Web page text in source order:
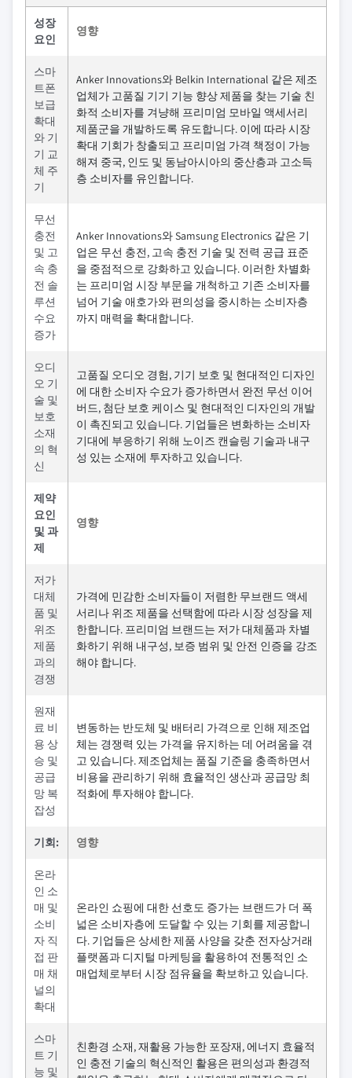
성장
요인
영향
스마
트폰
보급
확대
와 기
기 교
체 주
기
Anker Innovations와 Belkin International 같은 제조
업체가 고품질 기기 기능 향상 제품을 찾는 기술 친
화적 소비자를 겨냥해 프리미엄 모바일 액세서리
제품군을 개발하도록 유도합니다. 이에 따라 시장
확대 기회가 창출되고 프리미엄 가격 책정이 가능
해져 중국, 인도 및 동남아시아의 중산층과 고소득
층 소비자를 유인합니다.
무선
충전
및 고
속 충
전 솔
루션
수요
증가
Anker Innovations와 Samsung Electronics 같은 기
업은 무선 충전, 고속 충전 기술 및 전력 공급 표준
을 중점적으로 강화하고 있습니다. 이러한 차별화
는 프리미엄 시장 부문을 개척하고 기존 소비자를
넘어 기술 애호가와 편의성을 중시하는 소비자층
까지 매력을 확대합니다.
오디
오 기
술 및
보호
소재
의 혁
신
고품질 오디오 경험, 기기 보호 및 현대적인 디자인
에 대한 소비자 수요가 증가하면서 완전 무선 이어
버드, 첨단 보호 케이스 및 현대적인 디자인의 개발
이 촉진되고 있습니다. 기업들은 변화하는 소비자
기대에 부응하기 위해 노이즈 캔슬링 기술과 내구
성 있는 소재에 투자하고 있습니다.
제약
요인
및 과
제
영향
저가
대체
품 및
위조
제품
과의
경쟁
가격에 민감한 소비자들이 저렴한 무브랜드 액세
서리나 위조 제품을 선택함에 따라 시장 성장을 제
한합니다. 프리미엄 브랜드는 저가 대체품과 차별
화하기 위해 내구성, 보증 범위 및 안전 인증을 강조
해야 합니다.
원재
료 비
용 상
승 및
공급
망 복
잡성
변동하는 반도체 및 배터리 가격으로 인해 제조업
체는 경쟁력 있는 가격을 유지하는 데 어려움을 겪
고 있습니다. 제조업체는 품질 기준을 충족하면서
비용을 관리하기 위해 효율적인 생산과 공급망 최
적화에 투자해야 합니다.
기회: 영향
온라
인 소
매 및
소비
자 직
접 판
매 채
널의
확대
온라인 쇼핑에 대한 선호도 증가는 브랜드가 더 폭
넓은 소비자층에 도달할 수 있는 기회를 제공합니
다. 기업들은 상세한 제품 사양을 갖춘 전자상거래
플랫폼과 디지털 마케팅을 활용하여 전통적인 소
매업체로부터 시장 점유율을 확보하고 있습니다.
스마
트 기
능 및
친환경 소재, 재활용 가능한 포장재, 에너지 효율적
인 충전 기술의 혁신적인 활용은 편의성과 환경적